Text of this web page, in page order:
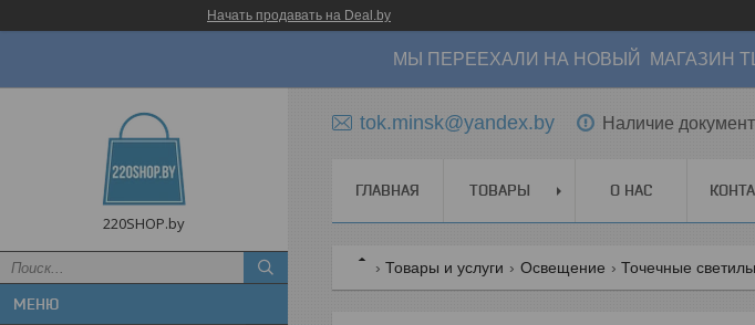
Начать продавать на Deal.by
МЫ ПЕРЕЕХАЛИ НА НОВЫЙ МАГАЗИН ТЦ
220SHOP.by
tok.minsk@yandex.by Наличие
ГЛАВНАЯ ТОВАРЫ О НАС
Товары и услуги Освещение Точечные